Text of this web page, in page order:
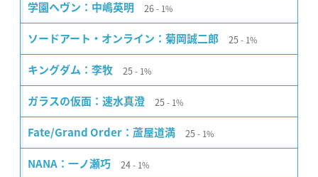
学園ヘヴン：中嶋英明 26 1%
ソードアート・オンライン：菊岡誠二郎 25 1%
キングダム：李牧 25 1%
ガラスの仮面：速水真澄 25 1%
Fate/Grand Order：蘆屋道満 25 1%
NANA：一ノ瀬巧 24 1%